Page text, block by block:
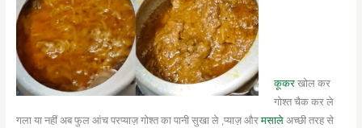
कूकरखोल कर
गोश्त चैक कर ले
गला या नहीं अब फुल आंच परप्याज़ गोश्त का पानी सुखा ले ,प्याज़ औरमसालेअच्छी तरह से